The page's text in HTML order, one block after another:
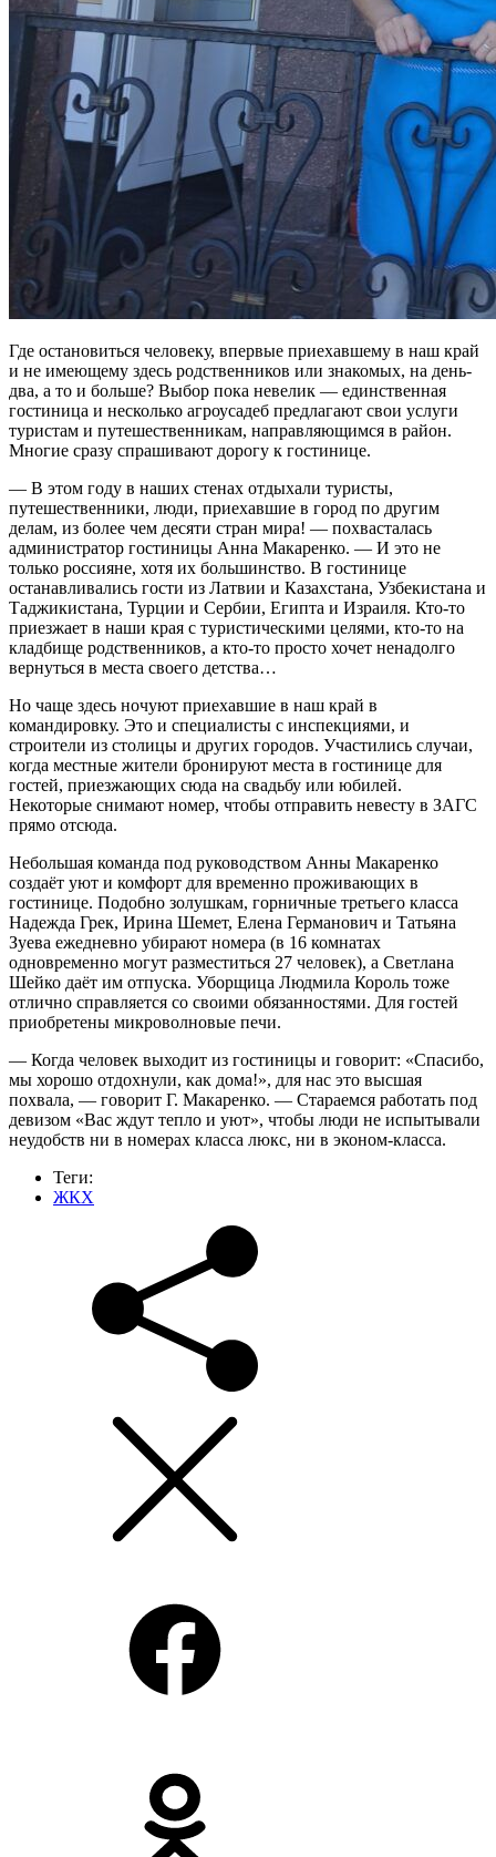
Где остановиться человеку, впервые приехавшему в наш край
и не имеющему здесь родственников или знакомых, на день-
два, а то и больше? Выбор пока невелик — единственная
гостиница и несколько агроусадеб предлагают свои услуги
туристам и путешественникам, направляющимся в район.
Многие сразу спрашивают дорогу к гостинице.
— В этом году в наших стенах отдыхали туристы,
путешественники, люди, приехавшие в город по другим
делам, из более чем десяти стран мира! — похвасталась
администратор гостиницы Анна Макаренко. — И это не
только россияне, хотя их большинство. В гостинице
останавливались гости из Латвии и Казахстана, Узбекистана и
Таджикистана, Турции и Сербии, Египта и Израиля. Кто-то
приезжает в наши края с туристическими целями, кто-то на
кладбище родственников, а кто-то просто хочет ненадолго
вернуться в места своего детства…
Но чаще здесь ночуют приехавшие в наш край в
командировку. Это и специалисты с инспекциями, и
строители из столицы и других городов. Участились случаи,
когда местные жители бронируют места в гостинице для
гостей, приезжающих сюда на свадьбу или юбилей.
Некоторые снимают номер, чтобы отправить невесту в ЗАГС
прямо отсюда.
Небольшая команда под руководством Анны Макаренко
создаёт уют и комфорт для временно проживающих в
гостинице. Подобно золушкам, горничные третьего класса
Надежда Грек, Ирина Шемет, Елена Германович и Татьяна
Зуева ежедневно убирают номера (в 16 комнатах
одновременно могут разместиться 27 человек), а Светлана
Шейко даёт им отпуска. Уборщица Людмила Король тоже
отлично справляется со своими обязанностями. Для гостей
приобретены микроволновые печи.
— Когда человек выходит из гостиницы и говорит: «Спасибо,
мы хорошо отдохнули, как дома!», для нас это высшая
похвала, — говорит Г. Макаренко. — Стараемся работать под
девизом «Вас ждут тепло и уют», чтобы люди не испытывали
неудобств ни в номерах класса люкс, ни в эконом-класса.
Теги:
ЖКХ